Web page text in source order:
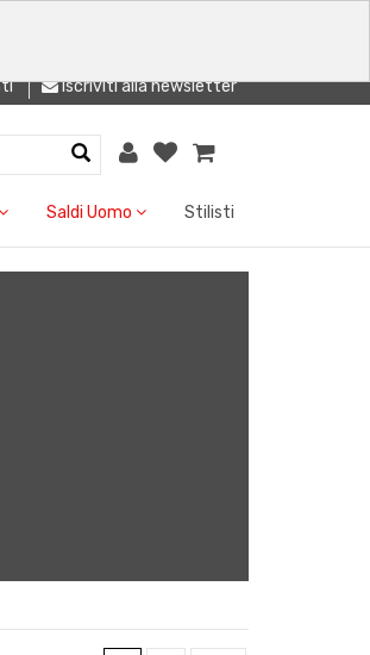
Iscriviti alla newsletter
Saldi Uomo Stilisti